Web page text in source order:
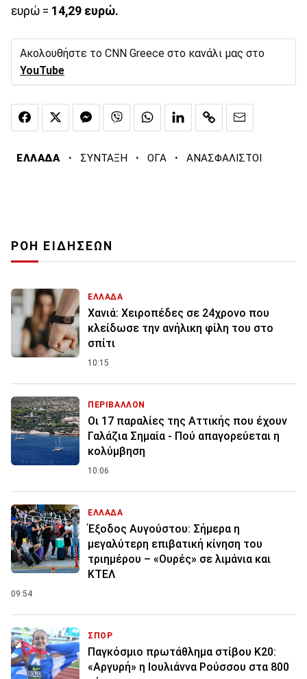
ευρώ = 14,29 ευρώ.
Ακολουθήστε το CNN Greece στο κανάλι μας στο
YouTube
ΕΛΛΑΔΑ · ΣΥΝΤΑΞΗ · ΟΓΑ · ΑΝΑΣΦΑΛΙΣΤΟΙ
ΡΟΗ ΕΙΔΗΣΕΩΝ
ΕΛΛΑΔΑ
Χανιά: Χειροπέδες σε 24χρονο που
κλείδωσε την ανήλικη φίλη του στο
σπίτι
10:15
ΠΕΡΙΒΑΛΛΟΝ
Οι 17 παραλίες της Αττικής που έχουν
Γαλάζια Σημαία - Πού απαγορεύεται η
κολύμβηση
10:06
ΕΛΛΑΔΑ
Έξοδος Αυγούστου: Σήμερα η
μεγαλύτερη επιβατική κίνηση του
τριημέρου – «Ουρές» σε λιμάνια και
ΚΤΕΛ
09:54
ΣΠΟΡ
Παγκόσμιο πρωτάθλημα στίβου Κ20:
«Αργυρή» η Ιουλιάννα Ρούσσου στα 800